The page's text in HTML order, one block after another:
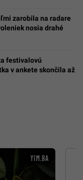
zarobila na radare
nosia drahé
festivalovú
v ankete skončila až